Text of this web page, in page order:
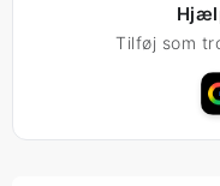
Tilføj som